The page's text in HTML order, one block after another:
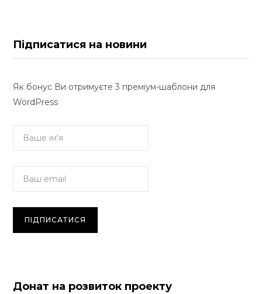
Підписатися на новини
Як бонус Ви отримуєте 3 преміум-шаблони для
WordPress
Донат на розвиток проекту